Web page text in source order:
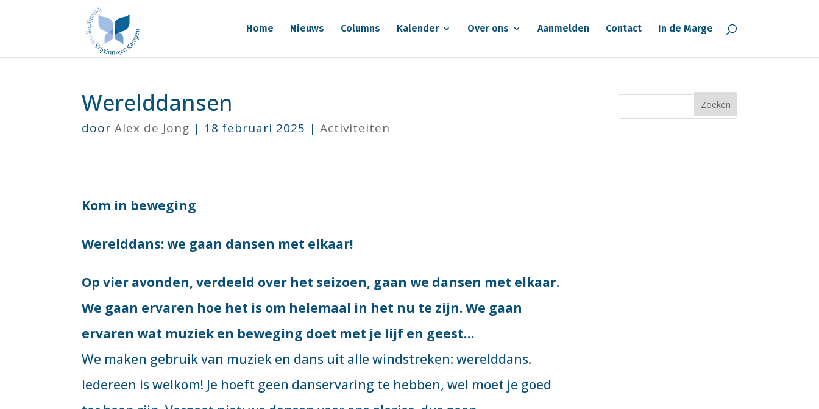
Home Nieuws Columns Kalender Over ons Aanmelden Contact In de Marge
Werelddansen
doorAlex de Jong | 18 februari 2025 |Activiteiten
Kom in beweging
Werelddans: we gaan dansen met elkaar!
Op vier avonden, verdeeld over het seizoen, gaan we dansen met elkaar.
We gaan ervaren hoe het is om helemaal in het nu te zijn. We gaan
ervaren wat muziek en beweging doet met je lijf en geest…
We maken gebruik van muziek en dans uit alle windstreken: werelddans.
Iedereen is welkom! Je hoeft geen danservaring te hebben, wel moet je goed